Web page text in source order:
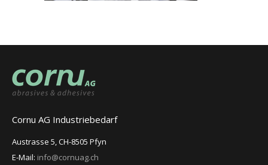
Cornu AG Industriebedarf
Austrasse 5, CH-8505 Pfyn
E-Mail: info@cornuag.ch